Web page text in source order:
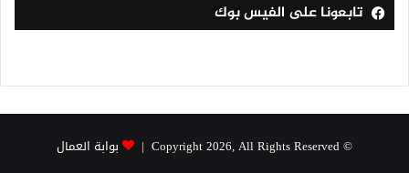
تابعونا على الفيس بوك
© Copyright 2026, All Rights Reserved | بوابة العمال